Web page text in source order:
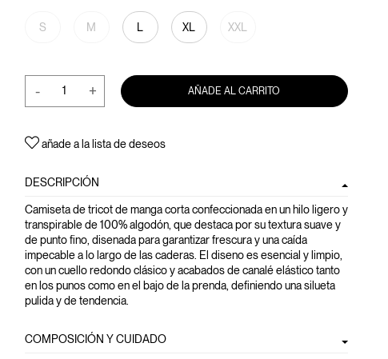
S M L XL XXL
- + AÑADE AL CARRITO
añade a la lista de deseos
DESCRIPCIÓN
Camiseta de tricot de manga corta confeccionada en un hilo ligero y
transpirable de 100% algodón, que destaca por su textura suave y
de punto fino, disenada para garantizar frescura y una caída
impecable a lo largo de las caderas. El diseno es esencial y limpio,
con un cuello redondo clásico y acabados de canalé elástico tanto
en los punos como en el bajo de la prenda, definiendo una silueta
pulida y de tendencia.
COMPOSICIÓN Y CUIDADO